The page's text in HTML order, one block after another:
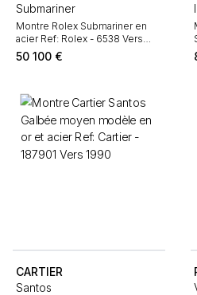
Submariner
Montre Rolex Submariner en
acier Ref: Rolex - 6538 Vers
1957
50 100 €
CARTIER
Santos